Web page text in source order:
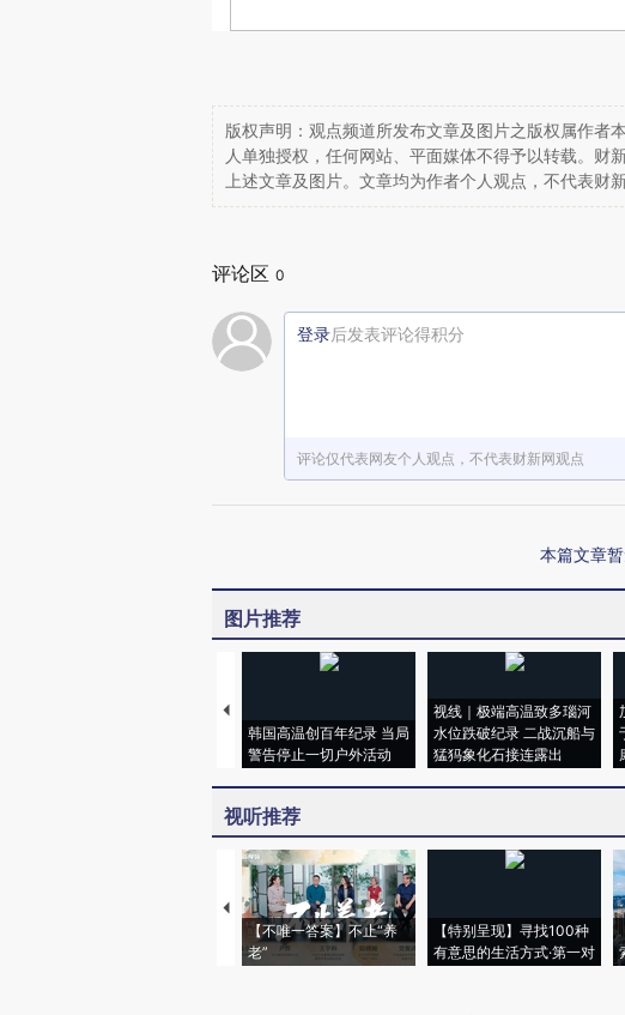
版权声明：观点频道所发布文章及图片之版权属作者
人单独授权，任何网站、平面媒体不得予以转载。财
上述文章及图片。文章均为作者个人观点，不代表财
评论区 0
登录后发表评论得积分
评论仅代表网友个人观点，不代表财新网观点
本篇文章
图片推荐
韩国高温创百年纪录 当局
警告停止一切户外活动
视线｜极端高温致多瑙河
水位跌破纪录 二战沉船与
猛犸象化石接连露出
视听推荐
【不唯一答案】不止“养
老”
【特别呈现】寻找100种
有意思的生活方式·第一对